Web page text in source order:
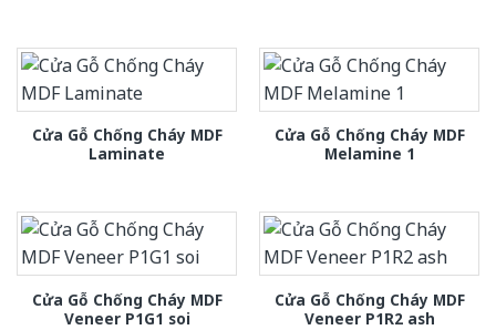
Cửa Gỗ Chống Cháy MDF
Laminate
Cửa Gỗ Chống Cháy MDF
Melamine 1
Cửa Gỗ Chống Cháy MDF
Veneer P1G1 soi
Cửa Gỗ Chống Cháy MDF
Veneer P1R2 ash